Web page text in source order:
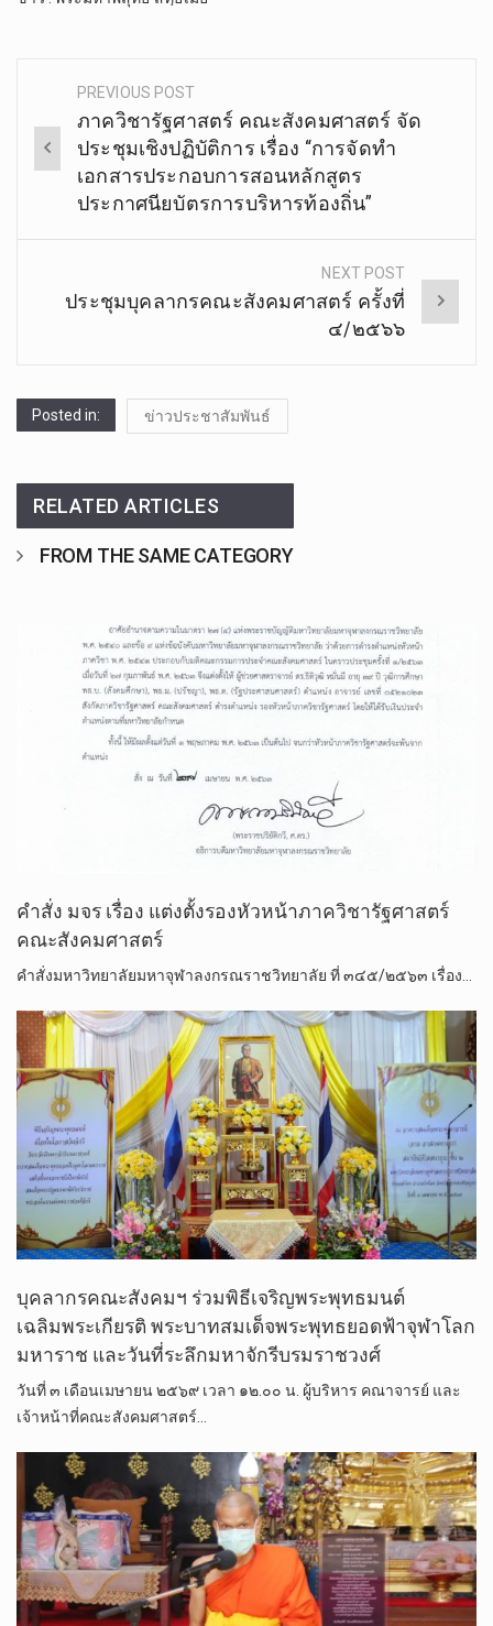
Post
navigation
PREVIOUS POST
ภาควิชารัฐศาสตร์ คณะสังคมศาสตร์ จัด
ประชุมเชิงปฏิบัติการ เรื่อง “การจัดทำ
เอกสารประกอบการสอนหลักสูตร
ประกาศนียบัตรการบริหารท้องถิ่น”
NEXT POST
ประชุมบุคลากรคณะสังคมศาสตร์ ครั้งที่
๔/๒๕๖๖
Posted in: ข่าวประชาสัมพันธ์
RELATED ARTICLES
FROM THE SAME CATEGORY
คำสั่ง มจร เรื่อง แต่งตั้งรองหัวหน้าภาควิชารัฐศาสตร์
คณะสังคมศาสตร์
คำสั่งมหาวิทยาลัยมหาจุฬาลงกรณราชวิทยาลัย ที่ ๓๔๕/๒๕๖๓ เรื่อง…
บุคลากรคณะสังคมฯ ร่วมพิธีเจริญพระพุทธมนต์
เฉลิมพระเกียรติ พระบาทสมเด็จพระพุทธยอดฟ้าจุฬาโลก
มหาราช และวันที่ระลึกมหาจักรีบรมราชวงศ์
วันที่ ๓ เดือนเมษายน ๒๕๖๙ เวลา ๑๒.๐๐ น. ผู้บริหาร คณาจารย์ และ
เจ้าหน้าที่คณะสังคมศาสตร์…